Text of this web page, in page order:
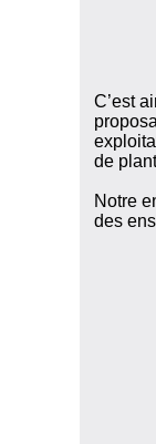
C’est
de
Notre
des